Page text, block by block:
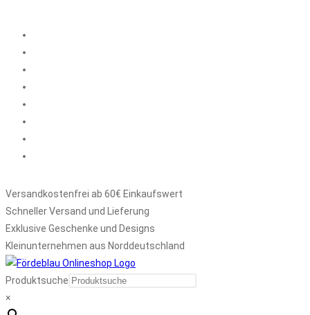
Versandkostenfrei ab 60€ Einkaufswert
Schneller Versand und Lieferung
Exklusive Geschenke und Designs
Kleinunternehmen aus Norddeutschland
Produktsuche
×